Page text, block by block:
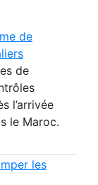
de
de
l’arrivée
le Maroc.
les